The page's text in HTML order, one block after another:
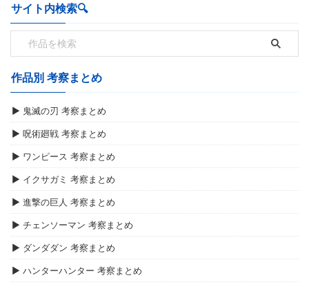
サイト内検索🔍️
作品別 考察まとめ
▶ 鬼滅の刃 考察まとめ
▶ 呪術廻戦 考察まとめ
▶ ワンピース 考察まとめ
▶ イクサガミ 考察まとめ
▶ 進撃の巨人 考察まとめ
▶ チェンソーマン 考察まとめ
▶ ダンダダン 考察まとめ
▶ ハンターハンター 考察まとめ